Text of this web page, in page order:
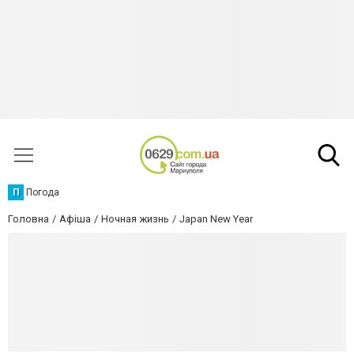
П Погода
Головна Афіша Ночная жизнь Japan New Year